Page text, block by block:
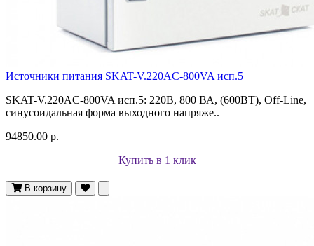
Источники питания SKAT-V.220AC-800VA исп.5
SKAT-V.220AC-800VA исп.5: 220В, 800 ВА, (600ВТ), Off-Line,
синусоидальная форма выходного напряже..
94850.00 р.
Купить в 1 клик
В корзину